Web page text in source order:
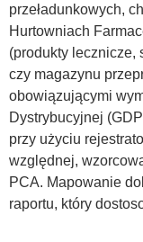
przeładunkowych,
Hurtowniach
(produkty lecznicze,
czy magazynu
obowiązującymi
Dystrybucyjnej
przy użyciu
względnej,
PCA. Mapowanie
raportu, który